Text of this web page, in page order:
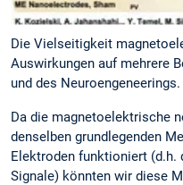
Die Vielseitigkeit
Auswirkungen auf mehrere
und des Neuroengeneerings.
Da die magnetoelektrische
denselben grundlegenden
Elektroden funktioniert (d.h.
Signale) könnten wir diese